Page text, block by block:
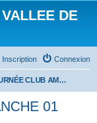
DE
Connexion
Inscription
JOURNÉE CLUB AMVH DU DIMANCHE 01 JUILLET 2018
01